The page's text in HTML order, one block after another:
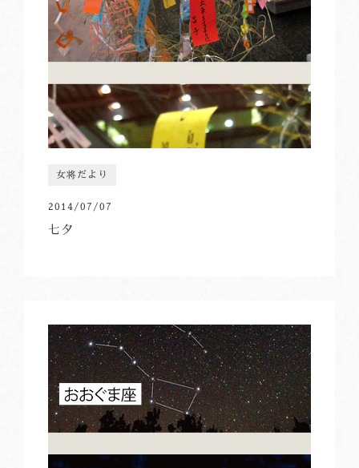
女将だより
2014/07/07
七夕